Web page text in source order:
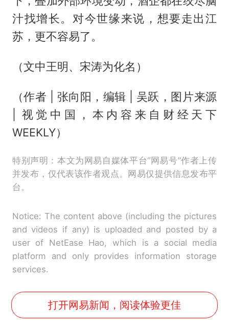
汁找增长。对今世缘来说，想要走出江
苏，更不容易了。
（文中王明、宋涛为化名）
（作者 | 张向阳，编辑 | 吴跃，图片来源
| 视觉中国，本内容来自财经天下
WEEKLY）
特别声明：本文为网易自媒体平台“网易号”作者上传
并发布，仅代表该作者观点。网易仅提供信息发布平
台。
Notice: The content above (including the pictures
and videos if any) is uploaded and posted by a
user of NetEase Hao, which is a social media
platform and only provides information storage
services.
打开网易新闻，阅读体验更佳